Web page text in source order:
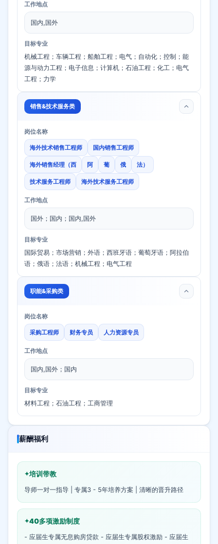
工作地点
国内,国外
目标专业
机械工程；车辆工程；船舶工程；电气；自动化；控制；能
源与动力工程；电子信息；计算机；石油工程；化工；电气
工程；力学
销售&技术服务类
岗位名称
海外技术销售工程师 国内销售工程师
海外销售经理（西 阿 葡 俄 法）
技术服务工程师 海外技术服务工程师
工作地点
国外；国内；国内,国外
目标专业
国际贸易；市场营销；外语；西班牙语；葡萄牙语；阿拉伯
语；俄语；法语；机械工程；电气工程
职能&采购类
岗位名称
采购工程师 财务专员 人力资源专员
工作地点
国内,国外；国内
目标专业
材料工程；石油工程；工商管理
薪酬福利
培训带教
导师一对一指导 | 专属3 - 5年培养方案 | 清晰的晋升路径
40多项激励制度
- 应届生专属无息购房贷款 - 应届生专属股权激励 - 应届生